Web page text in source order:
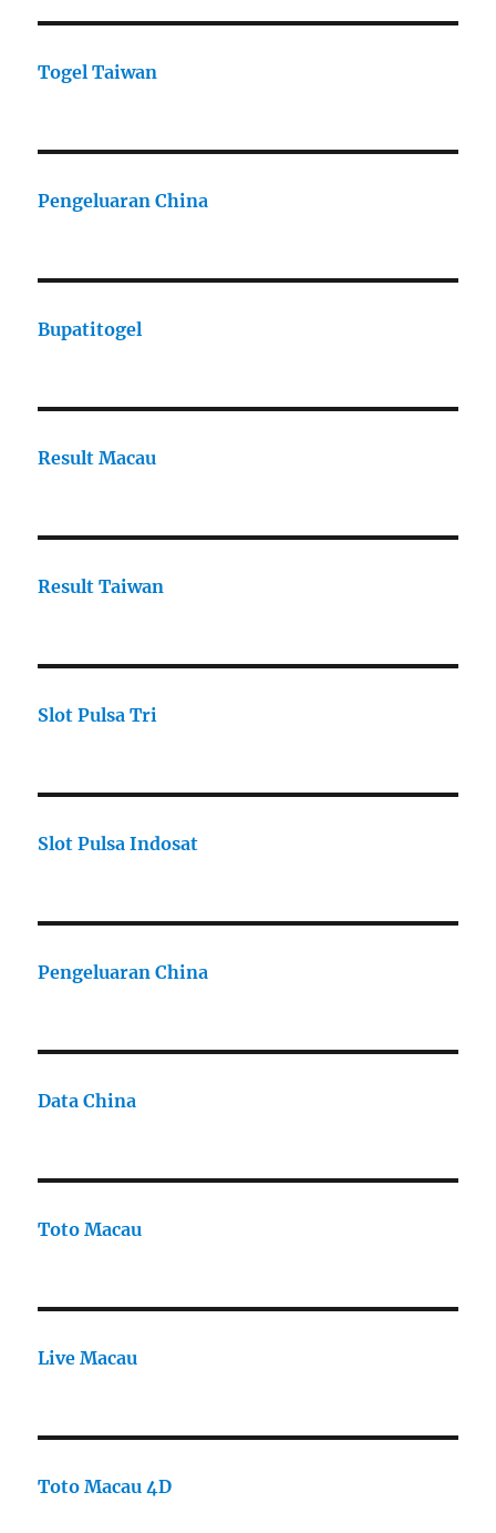
Togel Taiwan
Pengeluaran China
Bupatitogel
Result Macau
Result Taiwan
Slot Pulsa Tri
Slot Pulsa Indosat
Pengeluaran China
Data China
Toto Macau
Live Macau
Toto Macau 4D